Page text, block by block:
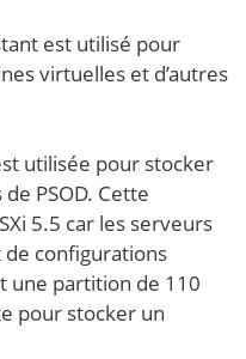
est utilisé pour
virtuelles et d’autres
utilisée pour stocker
PSOD. Cette
5.5 car les serveurs
configurations
une partition de 110
pour stocker un